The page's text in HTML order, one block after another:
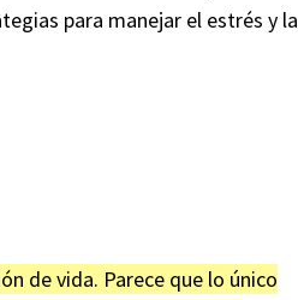
para manejar el estrés y la
de vida. Parece que lo único